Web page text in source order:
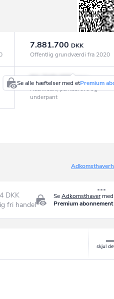
7.881.700 DKK
Offentlig grundværdi fra 2020
91.749.000 DKK
Se alle hæftelser med etPremium
Realkredit, pantebreve og
underpant
SeAdkomsthaver
Premium abonnement
DKK
fri handel